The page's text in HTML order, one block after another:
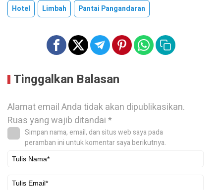
Hotel Limbah Pantai Pangandaran
Tinggalkan Balasan
Alamat email Anda tidak akan dipublikasikan.
Ruas yang wajib ditandai*
Simpan nama, email, dan situs web saya pada
peramban ini untuk komentar saya berikutnya.